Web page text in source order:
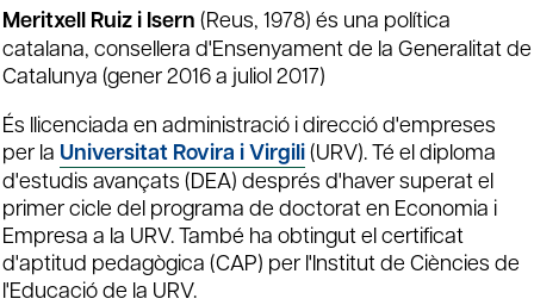
Meritxell Ruiz i Isern (Reus, 1978) és una política
catalana, consellera d'Ensenyament de la Generalitat de
Catalunya (gener 2016 a juliol 2017)
És llicenciada en administració i direcció d'empreses
per la Universitat Rovira i Virgili(URV). Té el diploma
d'estudis avançats (DEA) després d'haver superat el
primer cicle del programa de doctorat en Economia i
Empresa a la URV. També ha obtingut el certificat
d'aptitud pedagògica (CAP) per l'Institut de Ciències de
l'Educació de la URV.